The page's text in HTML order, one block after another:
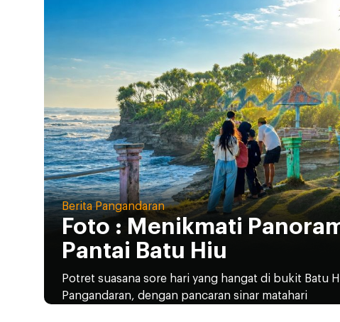
Berita Pangandaran
Foto : Menikmati
Pantai Batu Hiu
Potret suasana sore hari yang hangat di bukit Batu
Pangandaran, dengan pancaran sinar matahari